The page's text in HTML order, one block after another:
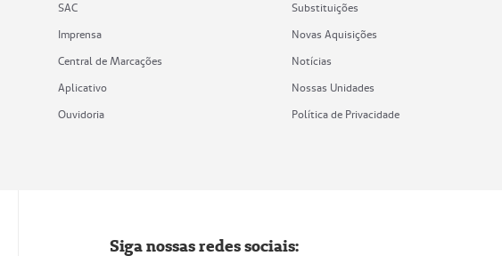
SAC
Imprensa
Central de Marcações
Aplicativo
Ouvidoria
Substituições
Novas Aquisições
Notícias
Nossas Unidades
Política de Privacidade
Siga nossas redes sociais: